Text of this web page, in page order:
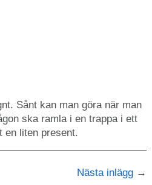
Sånt kan man göra när man
ska ramla i en trappa i ett
en liten present.
Nästa inlägg